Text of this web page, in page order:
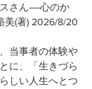
さん――心のか
美(著) 2026/8/20
当事者の体験や
に、「生きづら
しい人生へとつ